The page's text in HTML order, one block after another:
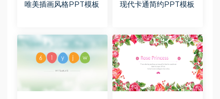
唯美插画风格PPT模板 现代卡通简约PPT模板